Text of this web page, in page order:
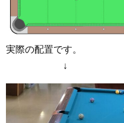
実際の配置です。
↓